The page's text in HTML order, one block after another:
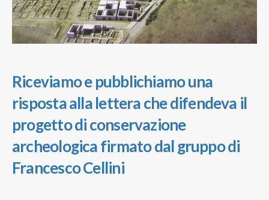
Riceviamo e pubblichiamo una
risposta alla lettera che difendeva il
progetto di conservazione
archeologica firmato dal gruppo di
Francesco Cellini